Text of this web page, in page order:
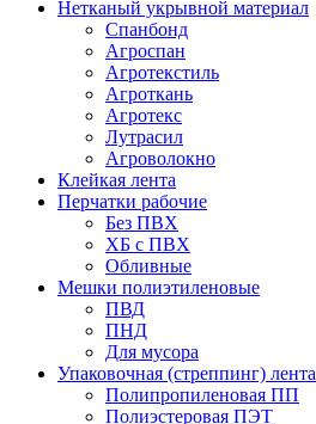
Нетканый укрывной материал
Спанбонд
Агроспан
Агротекстиль
Агроткань
Агротекс
Лутрасил
Агроволокно
Клейкая лента
Перчатки рабочие
Без ПВХ
ХБ с ПВХ
Обливные
Мешки полиэтиленовые
ПВД
ПНД
Для мусора
Упаковочная (стреппинг) лента
Полипропиленовая ПП
Полиэстеровая ПЭТ